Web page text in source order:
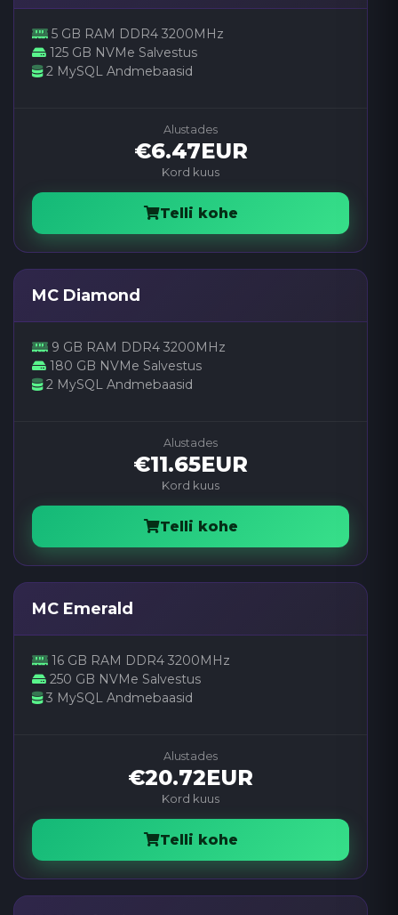
5 GB RAM DDR4 3200MHz
125 GB NVMe Salvestus
2 MySQL Andmebaasid
Alustades
€6.47EUR
Kord kuus
Telli kohe
MC Diamond
9 GB RAM DDR4 3200MHz
180 GB NVMe Salvestus
2 MySQL Andmebaasid
Alustades
€11.65EUR
Kord kuus
Telli kohe
MC Emerald
16 GB RAM DDR4 3200MHz
250 GB NVMe Salvestus
3 MySQL Andmebaasid
Alustades
€20.72EUR
Kord kuus
Telli kohe